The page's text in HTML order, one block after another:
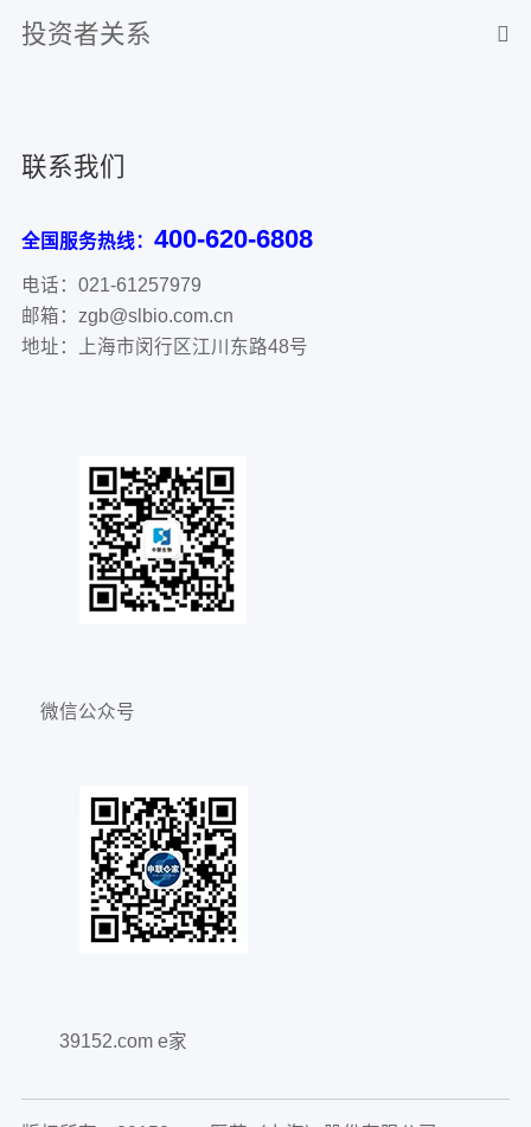
投资者关系
联系我们
全国服务热线： 400-620-6808
电话：021-61257979
邮箱：zgb@slbio.com.cn
地址：上海市闵行区江川东路48号
微信公众号
39152.com e家